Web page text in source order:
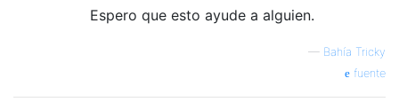
Espero que esto ayude a alguien.
— Bahía Tricky
fuente